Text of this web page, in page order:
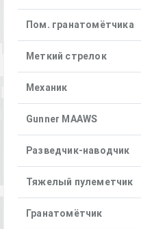
Пом. гранатомётчика
Меткий стрелок
Механик
Gunner MAAWS
Разведчик-наводчик
Тяжелый пулеметчик
Гранатомётчик